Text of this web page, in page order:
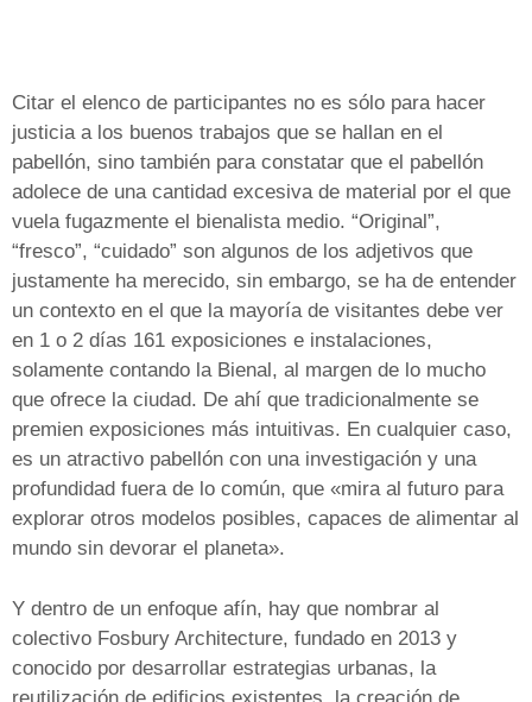
Citar el elenco de participantes no es sólo para hacer
justicia a los buenos trabajos que se hallan en el
pabellón, sino también para constatar que el pabellón
adolece de una cantidad excesiva de material por el que
vuela fugazmente el bienalista medio. “Original”,
“fresco”, “cuidado” son algunos de los adjetivos que
justamente ha merecido, sin embargo, se ha de entender
un contexto en el que la mayoría de visitantes debe ver
en 1 o 2 días 161 exposiciones e instalaciones,
solamente contando la Bienal, al margen de lo mucho
que ofrece la ciudad. De ahí que tradicionalmente se
premien exposiciones más intuitivas. En cualquier caso,
es un atractivo pabellón con una investigación y una
profundidad fuera de lo común, que «mira al futuro para
explorar otros modelos posibles, capaces de alimentar al
mundo sin devorar el planeta».
Y dentro de un enfoque afín, hay que nombrar al
colectivo Fosbury Architecture, fundado en 2013 y
conocido por desarrollar estrategias urbanas, la
reutilización de edificios existentes, la creación de